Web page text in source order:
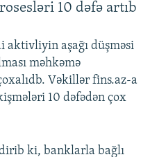
10 dəfə artıb
aktivliyin aşağı düşməsi
məhkəmə
Vəkillər fins.az-a
10 dəfədən çox
ki, banklarla bağlı